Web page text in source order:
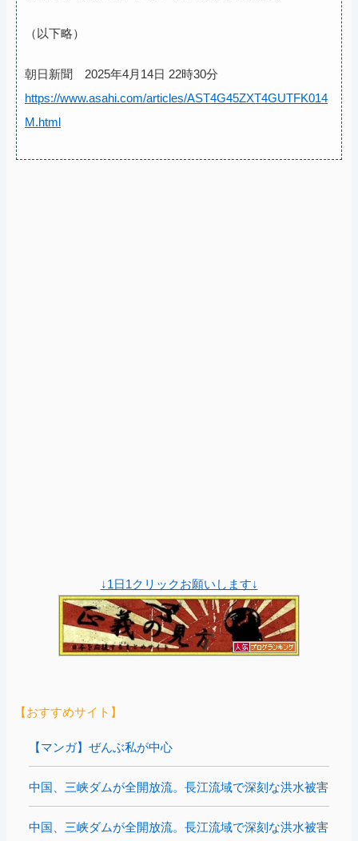
（以下略）
朝日新聞 2025年4月14日 22時30分
https://www.asahi.com/articles/AST4G45ZXT4GUTFK014
M.html
↓1日1クリックお願いします↓
【おすすめサイト】
【マンガ】ぜんぶ私が中心
中国、三峡ダムが全開放流。長江流域で深刻な洪水被害
中国、三峡ダムが全開放流。長江流域で深刻な洪水被害